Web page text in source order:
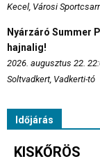
Kecel, Városi
Nyárzáró Summer
hajnalig!
2026. augusztus 22.
Soltvadkert, Vadkerti-tó
Időjárás
KISKŐRÖS